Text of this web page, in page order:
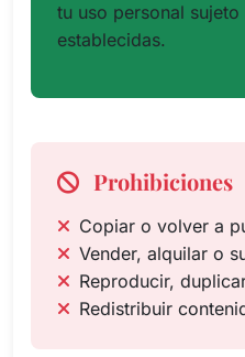
tu uso personal
establecidas.
Prohibiciones
Copiar o volver a
Vender, alquilar o
Reproducir,
Redistribuir